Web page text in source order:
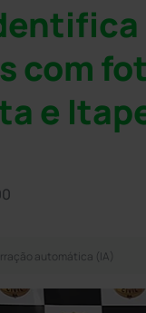
com
e
automática (IA)